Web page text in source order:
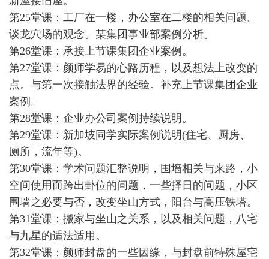
第25堂课：工厂在一楼，办公室在二楼的相关问题。
谈龙穴场的观念。某集团事业部案例分析。
第26堂课：承接上节课集团企业案例。
第27堂课：颜师学易的心路历程，以及想法上改变的
点。与第一次接触法界的经验。补充上节课集团企业
案例。
第28堂课：企业办公司案例持续说明。
第29堂课：新加坡同学实际案例说明(住宅、厨房、
厕所，流年等)。
第30堂课：学术问题汇整说明，围墙相关与来路，小
空间使用而跨出卦位的问题，一些择日的问题，小区
围墙之必要与否，改变坐山方式，阳台与高压铁塔。
第31堂课：搬家与坐山之关系，以及相关问题，八宅
与九星的适法适用。
第32堂课：颜师封盘的一些因缘，与封盘前特殊屋宅